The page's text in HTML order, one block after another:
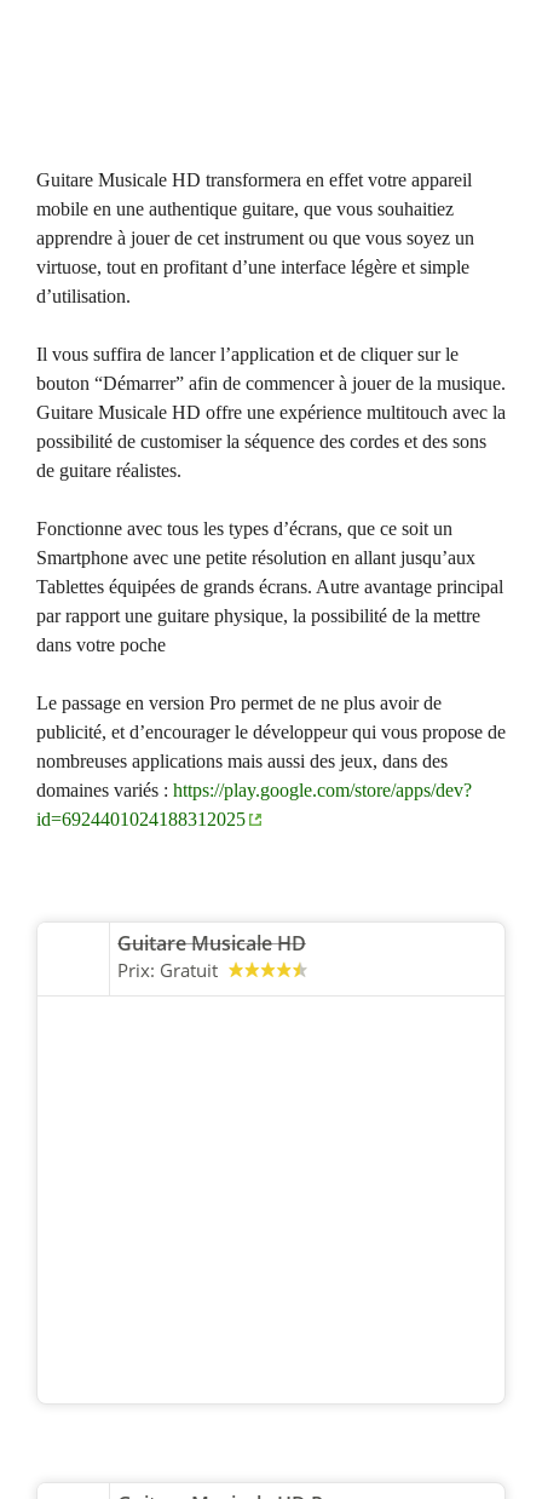
Guitare Musicale HD transformera en effet votre appareil
mobile en une authentique guitare, que vous souhaitiez
apprendre à jouer de cet instrument ou que vous soyez un
virtuose, tout en profitant d’une interface légère et simple
d’utilisation.
Il vous suffira de lancer l’application et de cliquer sur le
bouton “Démarrer” afin de commencer à jouer de la musique.
Guitare Musicale HD offre une expérience multitouch avec la
possibilité de customiser la séquence des cordes et des sons
de guitare réalistes.
Fonctionne avec tous les types d’écrans, que ce soit un
Smartphone avec une petite résolution en allant jusqu’aux
Tablettes équipées de grands écrans. Autre avantage principal
par rapport une guitare physique, la possibilité de la mettre
dans votre poche
Le passage en version Pro permet de ne plus avoir de
publicité, et d’encourager le développeur qui vous propose de
nombreuses applications mais aussi des jeux, dans des
domaines variés : https://play.google.com/store/apps/dev?
id=6924401024188312025
Guitare Musicale HD
Prix: Gratuit